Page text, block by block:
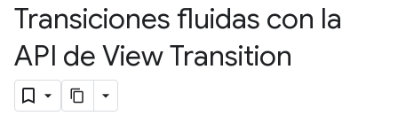
Transiciones fluidas con la
API de View Transition